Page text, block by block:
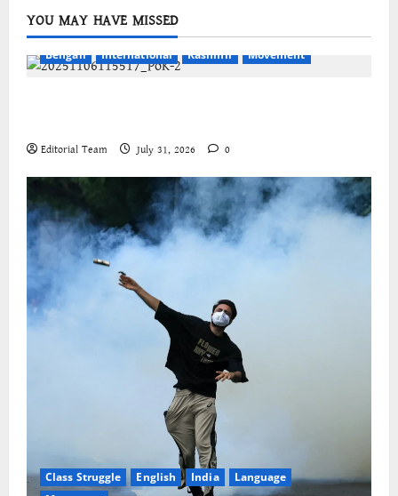
YOU MAY HAVE MISSED
Bengali International Kashmir Movement
Editorial Team July 31, 2026 0
Class Struggle English India
Language